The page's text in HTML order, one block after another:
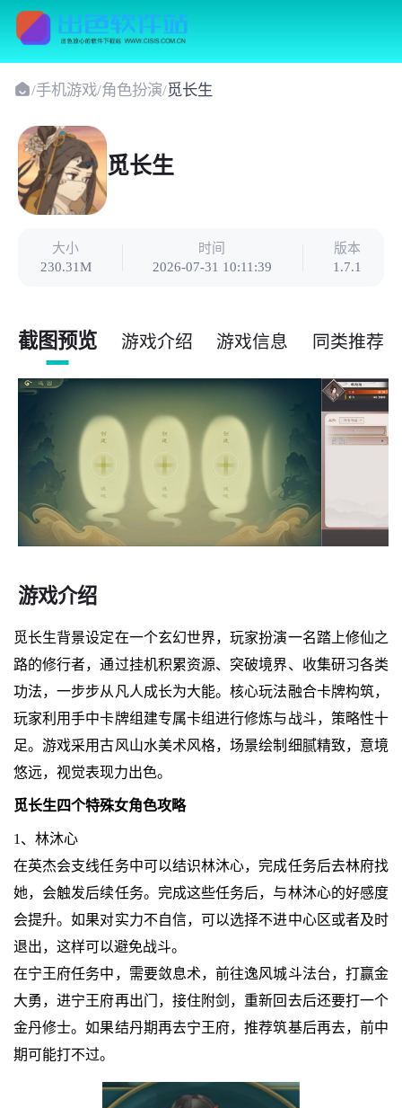
/手机游戏/角色扮演/觅长生
觅长生
大小
230.31M
时间
2026-07-31 10:11:39
版本
1.7.1
截图预览 游戏介绍 游戏信息 同类推荐
游戏介绍
觅长生背景设定在一个玄幻世界，玩家扮演一名踏上修仙之
路的修行者，通过挂机积累资源、突破境界、收集研习各类
功法，一步步从凡人成长为大能。核心玩法融合卡牌构筑，
玩家利用手中卡牌组建专属卡组进行修炼与战斗，策略性十
足。游戏采用古风山水美术风格，场景绘制细腻精致，意境
悠远，视觉表现力出色。
觅长生四个特殊女角色攻略
1、林沐心
在英杰会支线任务中可以结识林沐心，完成任务后去林府找
她，会触发后续任务。完成这些任务后，与林沐心的好感度
会提升。如果对实力不自信，可以选择不进中心区或者及时
退出，这样可以避免战斗。
在宁王府任务中，需要敛息术，前往逸风城斗法台，打赢金
大勇，进宁王府再出门，接住附剑，重新回去后还要打一个
金丹修士。如果结丹期再去宁王府，推荐筑基后再去，前中
期可能打不过。